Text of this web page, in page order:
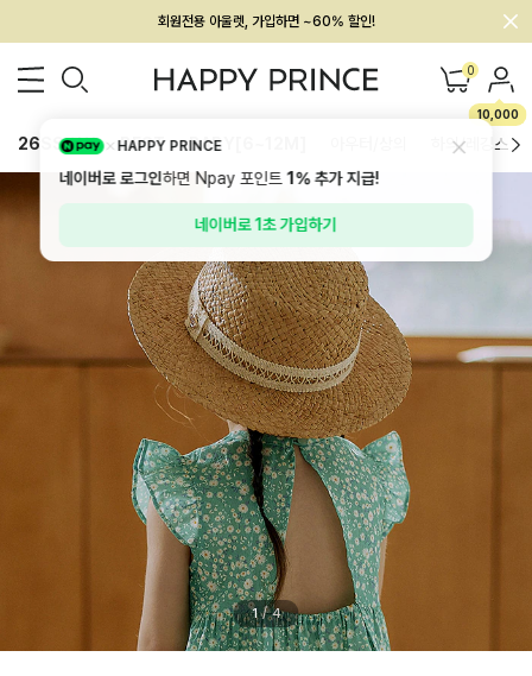
회원전용 아울렛, 가입하면 ~60% 할인!
멤버십 최대 28,000원 혜택 0
10,000
26SS 신상 BEST BABY[6~12M] 하의/레깅스
1 / 4
HAPPY PRINCE
네이버로 로그인하면 Npay 포인트1%추가 지급!
네이버로 1초 가입하기